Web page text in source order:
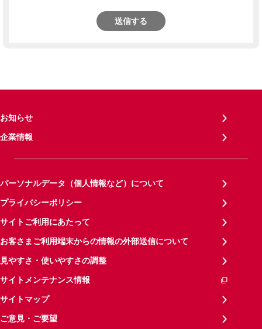
送信する
お知らせ
企業情報
パーソナルデータ（個人情報など）について
プライバシーポリシー
サイトご利用にあたって
お客さまご利用端末からの情報の外部送信について
見やすさ・使いやすさの調整
サイトメンテナンス情報
サイトマップ
ご意見・ご要望